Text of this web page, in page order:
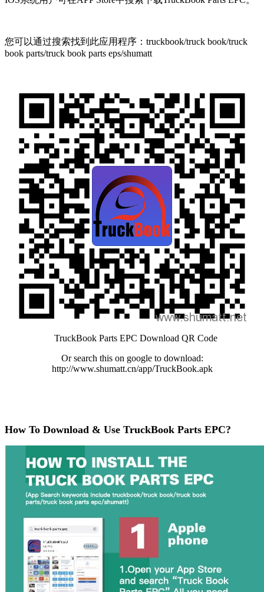
您可以通过搜索找到此应用程序：truckbook/truck book/truck
book parts/truck book parts eps/shumatt
TruckBook Parts EPC Download QR Code
Or search this on google to download:
http://www.shumatt.cn/app/TruckBook.apk
How To Download & Use TruckBook Parts EPC?